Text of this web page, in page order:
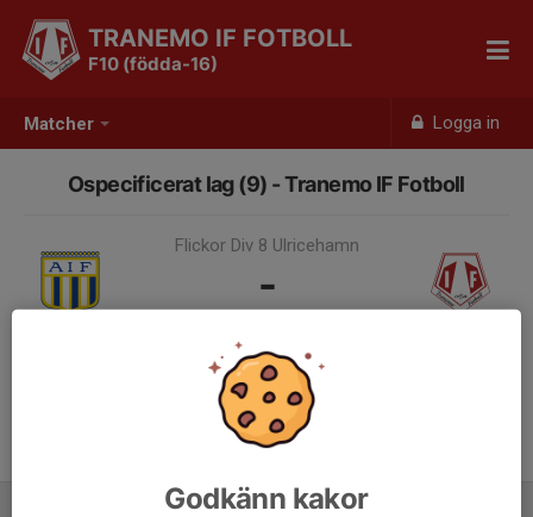
Matcher Logga in
TRANEMO IF FOTBOLL
F10 (födda-16)
Ospecificerat lag (9) - Tranemo IF Fotboll
Flickor Div 8 Ulricehamn
-
Samling 23:00
Godkänn kakor